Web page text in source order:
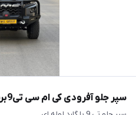
سپر جلو آفرودی کی ام سی تی9برند کمل آفرود